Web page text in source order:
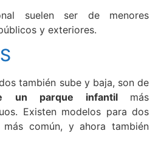
suelen ser de menores
y exteriores.
también sube y baja, son de
un parque infantil más
Existen modelos para dos
común, y ahora también